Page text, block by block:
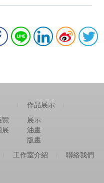
覽
展
作品展示
展示
油畫
版畫
工作室介紹 聯絡我們